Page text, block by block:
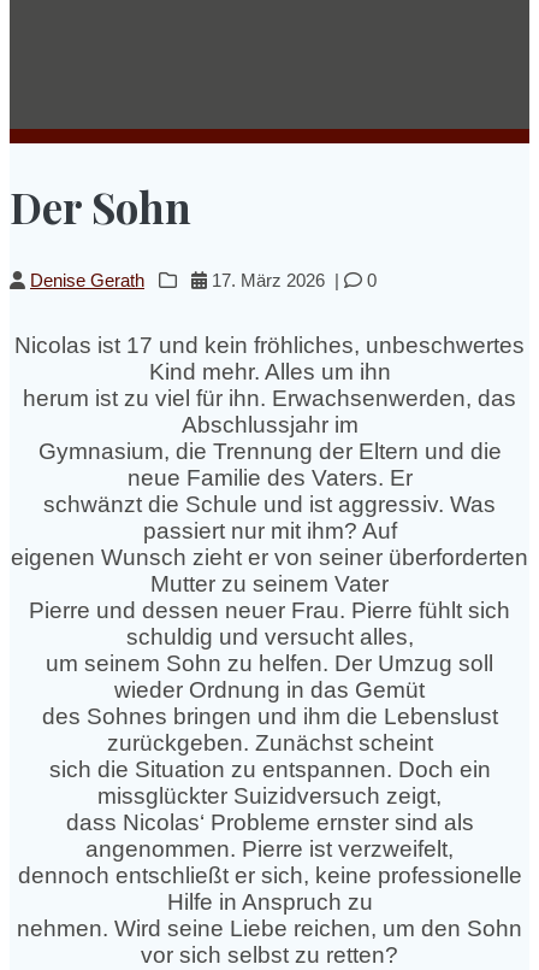
Der Sohn
Denise Gerath 17. März 2026 0
Nicolas ist 17 und kein fröhliches, unbeschwertes
Kind mehr. Alles um ihn
herum ist zu viel für ihn. Erwachsenwerden, das
Abschlussjahr im
Gymnasium, die Trennung der Eltern und die
neue Familie des Vaters. Er
schwänzt die Schule und ist aggressiv. Was
passiert nur mit ihm? Auf
eigenen Wunsch zieht er von seiner überforderten
Mutter zu seinem Vater
Pierre und dessen neuer Frau. Pierre fühlt sich
schuldig und versucht alles,
um seinem Sohn zu helfen. Der Umzug soll
wieder Ordnung in das Gemüt
des Sohnes bringen und ihm die Lebenslust
zurückgeben. Zunächst scheint
sich die Situation zu entspannen. Doch ein
missglückter Suizidversuch zeigt,
dass Nicolas‘ Probleme ernster sind als
angenommen. Pierre ist verzweifelt,
dennoch entschließt er sich, keine professionelle
Hilfe in Anspruch zu
nehmen. Wird seine Liebe reichen, um den Sohn
vor sich selbst zu retten?